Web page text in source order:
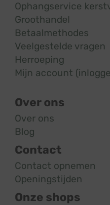
Ophangservice
Groothandel
Betaalmethodes
Veelgestelde vragen
Herroeping
Mijn account
Over ons
Over ons
Blog
Contact
Contact opnemen
Openingstijden
Onze shops